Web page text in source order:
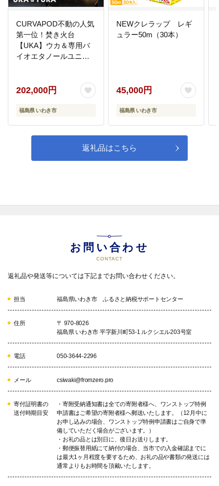
CURVAPOD不動の人気
第一位！焚き火台
【UKA】ウカ＆専用バ
イオエタノールユニッ
びにくい キャンプ
アウトドア 防災 い
わき市
202,000円
福島県 いわき市
NEWクレラップ レギ
ュラー50m（30本）
45,000円
福島県 いわき市
返礼品はこちら
お問い合わせ
CONTACT
返礼品や発送等については下記までお問い合わせください。
担当 福島県いわき市 ふるさと納税サポートセンター
住所
〒 970-8026
福島県 いわき市 平字新川町53-1 ルクシエル203号室
電話 050-3644-2296
メール csiwaki@fromzero.pro
寄付証明書の
送付時期目安
・寄附受納通知書は全ての寄附者様へ、ワンストップ特例
申請書はご希望の寄附者様へ郵送いたします。（12月中に
お申し込みの場合、ワンストップ特例申請書はご自身で準
備していただく場合がございます。）
・お礼の品とは別日に、後日お送りします。
・郵便振替用紙にて納付の場合、当市での入金確認までに
は最大1ヶ月程度を要するため、お礼の品や書類の発送には
通常よりもお時間を頂戴いたします。